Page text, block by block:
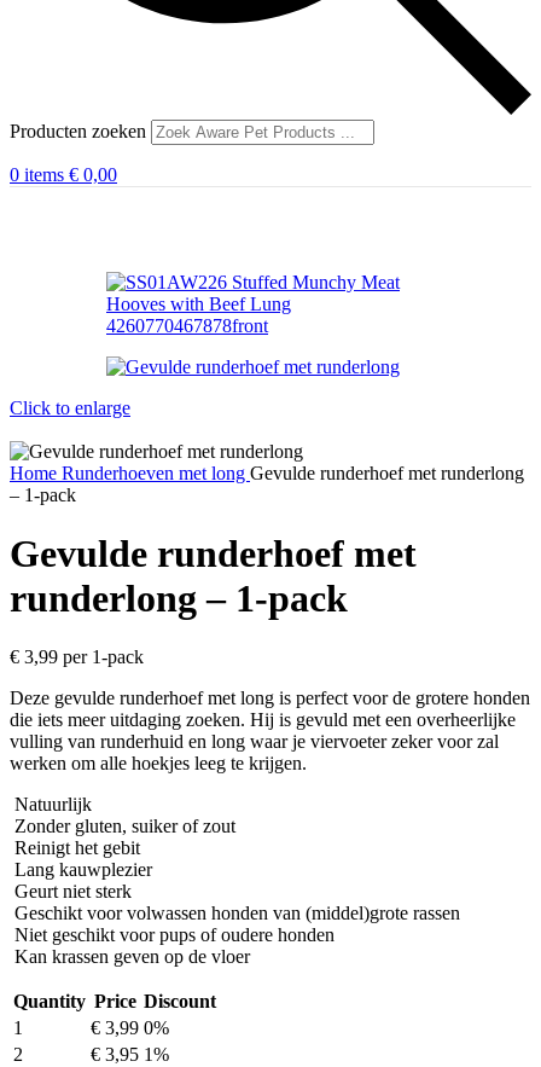
Producten zoeken
0 items € 0,00
Click to enlarge
Home Runderhoeven met long Gevulde runderhoef met runderlong
– 1-pack
Gevulde runderhoef met
runderlong – 1-pack
€ 3,99 per 1-pack
Deze gevulde runderhoef met long is perfect voor de grotere honden
die iets meer uitdaging zoeken. Hij is gevuld met een overheerlijke
vulling van runderhuid en long waar je viervoeter zeker voor zal
werken om alle hoekjes leeg te krijgen.
Natuurlijk
Zonder gluten, suiker of zout
Reinigt het gebit
Lang kauwplezier
Geurt niet sterk
Geschikt voor volwassen honden van (middel)grote rassen
Niet geschikt voor pups of oudere honden
Kan krassen geven op de vloer
Quantity Price Discount
1
€ 3,99 0%
2
€ 3,95 1%